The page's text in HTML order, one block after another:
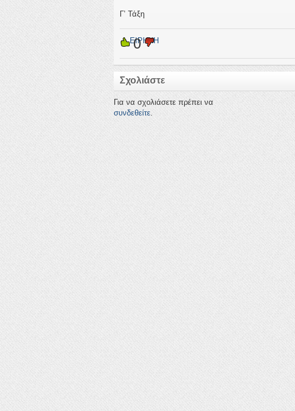
Γ’ Τάξη
←ΕΙΡΗΝΗ
0
Σχολιάστε
Για να σχολιάσετε πρέπει να
συνδεθείτε.